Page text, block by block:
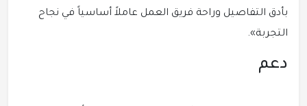
بأدق التفاصيل وراحة فريق العمل عاملاً أساسياً في نجاح
التجربة».
دعم